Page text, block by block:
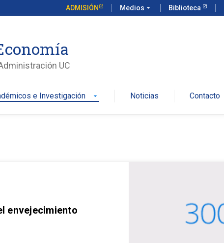
ADMISIÓN Medios arrow_drop_down Biblioteca
UC
e Investigación arrow_drop_down Noticias Contacto
envejecimiento